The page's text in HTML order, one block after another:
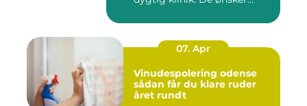
07. Apr
Vinudespolering odense
sådan får du klare ruder
året rundt